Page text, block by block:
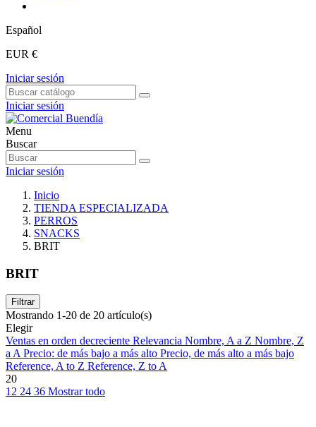
Español
EUR €
Iniciar sesión
Iniciar sesión
Menu
Buscar
Iniciar sesión
Inicio
TIENDA ESPECIALIZADA
PERROS
SNACKS
BRIT
BRIT
Filtrar
Mostrando 1-20 de 20 artículo(s)
Elegir
Ventas en orden decreciente Relevancia Nombre, A a Z Nombre, Z
a APrecio: de más bajo a más alto Precio, de más alto a más bajo
Reference, A to Z Reference, Z to A
20
12 24 36 Mostrar todo